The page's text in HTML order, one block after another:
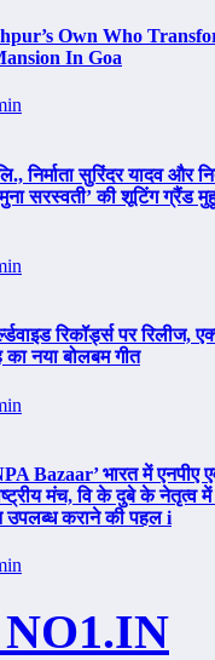
Own Who
In Goa
निर्माता सुरिंदर यादव और
सरस्वती’ की शूटिंग ग्रैंड
रिकॉर्ड्स पर रिलीज,
का नया बोलबम गीत
Bazaar’ भारत में एनपीए
मंच, वि के दुबे के नेतृत्व में
उपलब्ध कराने की पहल i